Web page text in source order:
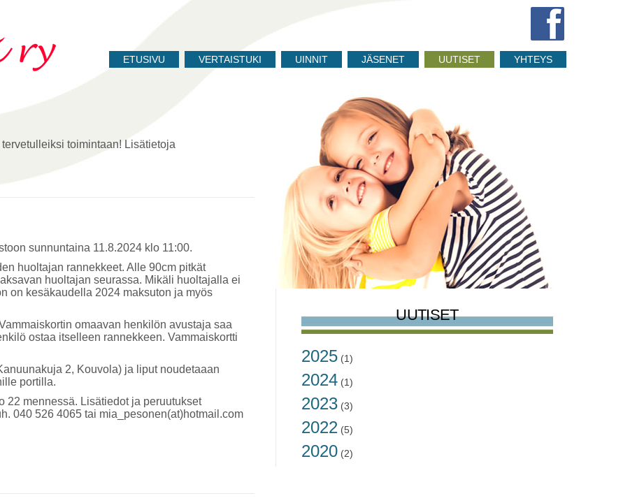
ETUSIVU VERTAISTUKI UINNIT JÄSENET UUTISET YHTEYS
toimintaan! Lisätietoja
sunnuntaina 11.8.2024 klo 11:00.
huoltajan rannekkeet. Alle 90cm pitkät
huoltajan seurassa. Mikäli huoltajalla ei
on kesäkaudella 2024 maksuton ja myös
omaavan henkilön avustaja saa
ostaa itselleen rannekkeen. Vammaiskortti
2, Kouvola) ja liput noudetaaan
portilla.
22 mennessä. Lisätiedot ja peruutukset
040 526 4065 tai mia_pesonen(at)hotmail.com
UUTISET
2025 (1)
2024 (1)
2023 (3)
2022 (5)
2020 (2)